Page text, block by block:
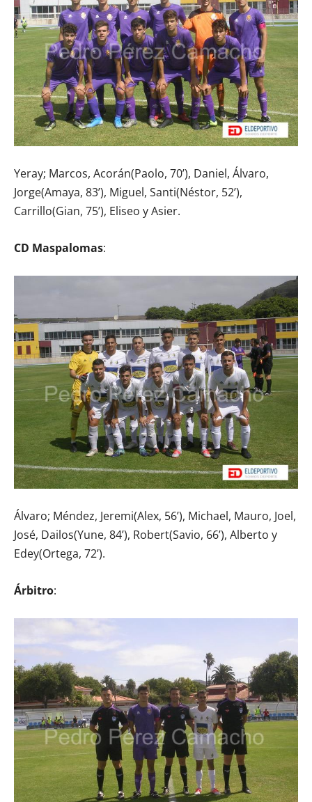
Yeray; Marcos, Acorán(Paolo, 70’), Daniel, Álvaro,
Jorge(Amaya, 83’), Miguel, Santi(Néstor, 52’),
Carrillo(Gian, 75’), Eliseo y Asier.
CD Maspalomas:
Álvaro; Méndez, Jeremi(Alex, 56’), Michael, Mauro, Joel,
José, Dailos(Yune, 84’), Robert(Savio, 66’), Alberto y
Edey(Ortega, 72’).
Árbitro: